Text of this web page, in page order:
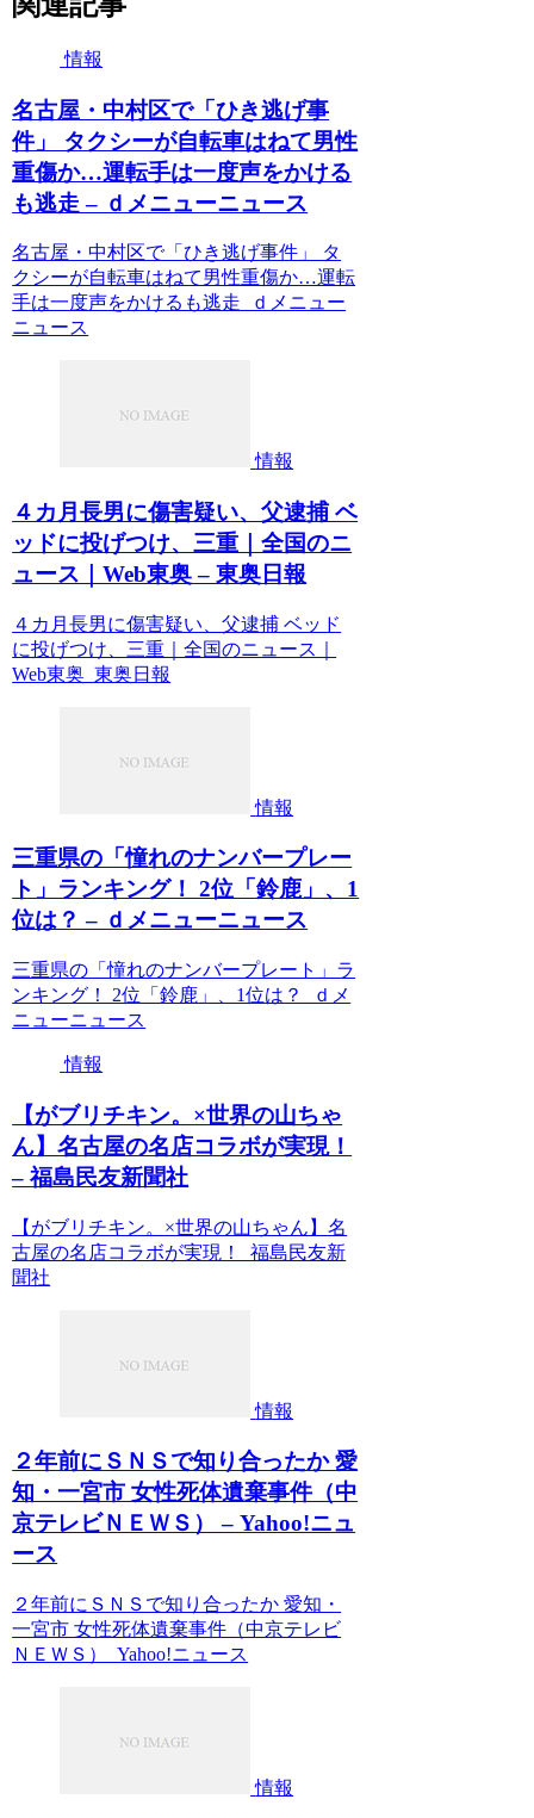
情報
名古屋・中村区で「ひき逃げ事
件」 タクシーが自転車はねて男性
重傷か…運転手は一度声をかける
も逃走 – ｄメニューニュース
名古屋・中村区で「ひき逃げ事件」 タ
クシーが自転車はねて男性重傷か…運転
手は一度声をかけるも逃走 ｄメニュー
ニュース
情報
４カ月長男に傷害疑い、父逮捕 ベ
ッドに投げつけ、三重｜全国のニ
ュース｜Web東奥 – 東奥日報
４カ月長男に傷害疑い、父逮捕 ベッド
に投げつけ、三重｜全国のニュース｜
Web東奥 東奥日報
情報
三重県の「憧れのナンバープレー
ト」ランキング！ 2位「鈴鹿」、1
位は？ – ｄメニューニュース
三重県の「憧れのナンバープレート」ラ
ンキング！ 2位「鈴鹿」、1位は？ ｄメ
ニューニュース
情報
【がブリチキン。×世界の山ちゃ
ん】名古屋の名店コラボが実現！
– 福島民友新聞社
【がブリチキン。×世界の山ちゃん】名
古屋の名店コラボが実現！ 福島民友新
聞社
情報
２年前にＳＮＳで知り合ったか 愛
知・一宮市 女性死体遺棄事件（中
京テレビＮＥＷＳ） – Yahoo!ニュ
ース
２年前にＳＮＳで知り合ったか 愛知・
一宮市 女性死体遺棄事件（中京テレビ
ＮＥＷＳ） Yahoo!ニュース
情報